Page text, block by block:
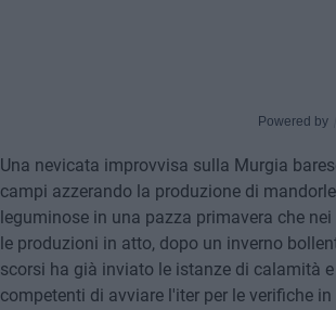
Powered by
Una nevicata improvvisa sulla Murgia
campi azzerando la produzione di
leguminose in una pazza primavera che
le produzioni in atto, dopo un inverno
scorsi ha già inviato le istanze di calamità
competenti di avviare l'iter per le verifiche